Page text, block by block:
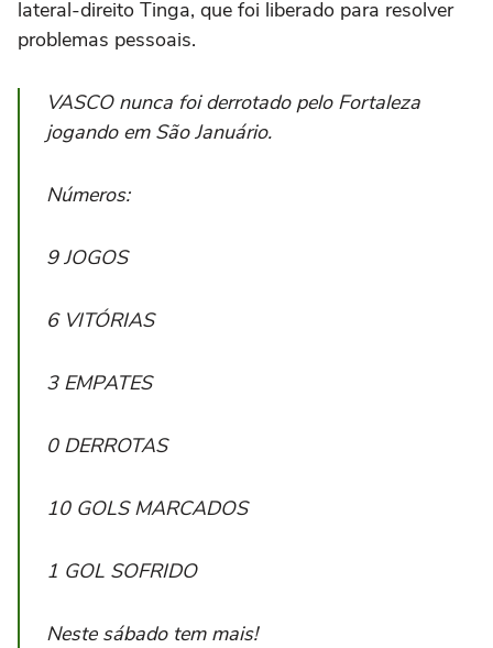
lateral-direito Tinga, que foi liberado para resolver
problemas pessoais.
VASCO nunca foi derrotado pelo Fortaleza
jogando em São Januário.
Números:
9 JOGOS
6 VITÓRIAS
3 EMPATES
0 DERROTAS
10 GOLS MARCADOS
1 GOL SOFRIDO
Neste sábado tem mais!